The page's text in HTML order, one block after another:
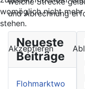
und Abrechnung
Neueste
Beiträge
Flohmarktwo
womöglich nicht
stehen.
Akzeptieren